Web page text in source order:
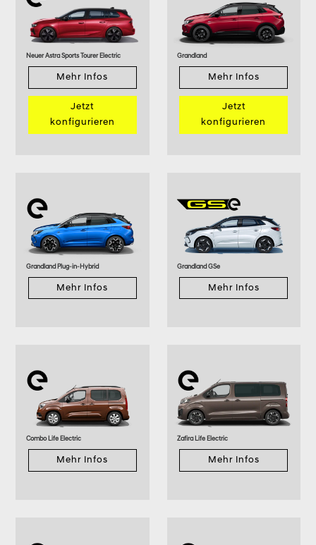
Neuer Astra Sports Tourer Electric
Mehr Infos
Jetzt
konfigurieren
Grandland
Mehr Infos
Jetzt
konfigurieren
Grandland Plug-in-Hybrid
Mehr Infos
Grandland GSe
Mehr Infos
Combo Life Electric
Mehr Infos
Zafira Life Electric
Mehr Infos